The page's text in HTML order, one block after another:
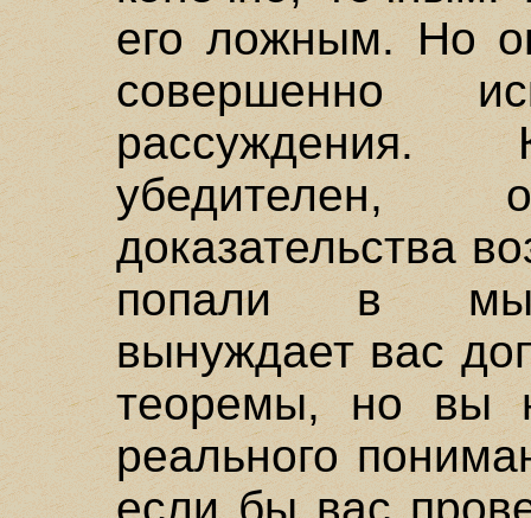
его ложным. Но
совершенно
доказательства
попали в
вынуждает вас
теоремы, но вы
реального